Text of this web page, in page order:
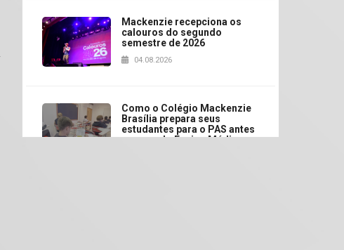
Mackenzie recepciona os
calouros do segundo
semestre de 2026
04.08.2026
Como o Colégio Mackenzie
Brasília prepara seus
estudantes para o PAS antes
mesmo do Ensino Médio